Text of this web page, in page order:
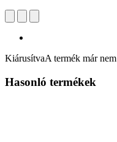
KiárusítvaA termék már
Hasonló termékek